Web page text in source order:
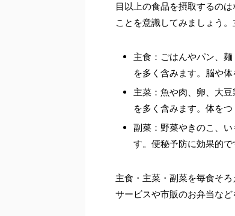
目以上の食品を摂取するの
ことを意識してみましょう
主食：ごはんやパン、
を多く含みます。脳や体
主菜：魚や肉、卵、大
を多く含みます。体をつ
副菜：野菜やきのこ、
す。便秘予防に効果的で
主食・主菜・副菜を毎食そ
サービスや市販のお弁当など